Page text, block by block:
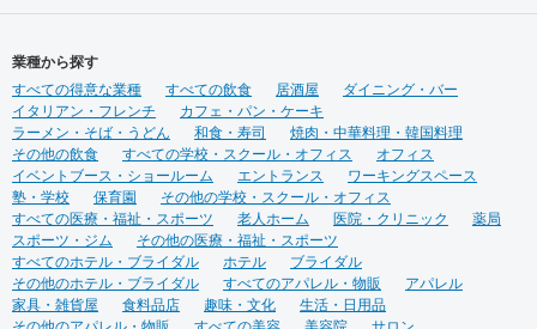
業種から探す
すべての得意な業種
すべての飲食 居酒屋
ダイニング・バー
イタリアン・フレンチ
カフェ・パン・ケーキ
ラーメン・そば・うどん
和食・寿司
焼肉・中華料理・韓国料理
その他の飲食
すべての学校・スクール・オフィス
オフィス
イベントブース・ショールーム
エントランス
ワーキングスペース
塾・学校
保育園
その他の学校・スクール・オフィス
すべての医療・福祉・スポーツ
老人ホーム 医院・クリニック
薬局
スポーツ・ジム
その他の医療・福祉・スポーツ
すべてのホテル・ブライダル
ホテル
ブライダル
その他のホテル・ブライダル
すべてのアパレル・物販
アパレル
家具・雑貨屋
食料品店 趣味・文化
生活・日用品